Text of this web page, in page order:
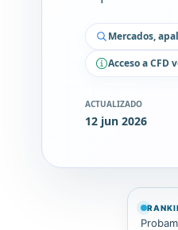
Mercados,
Acceso a CFD
ACTUALIZADO
12 jun 2026